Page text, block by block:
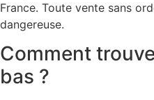
France. Toute vente sans
dangereuse.
Comment
bas ?